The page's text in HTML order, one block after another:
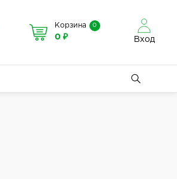
Корзина 0
0 ₽ Вход